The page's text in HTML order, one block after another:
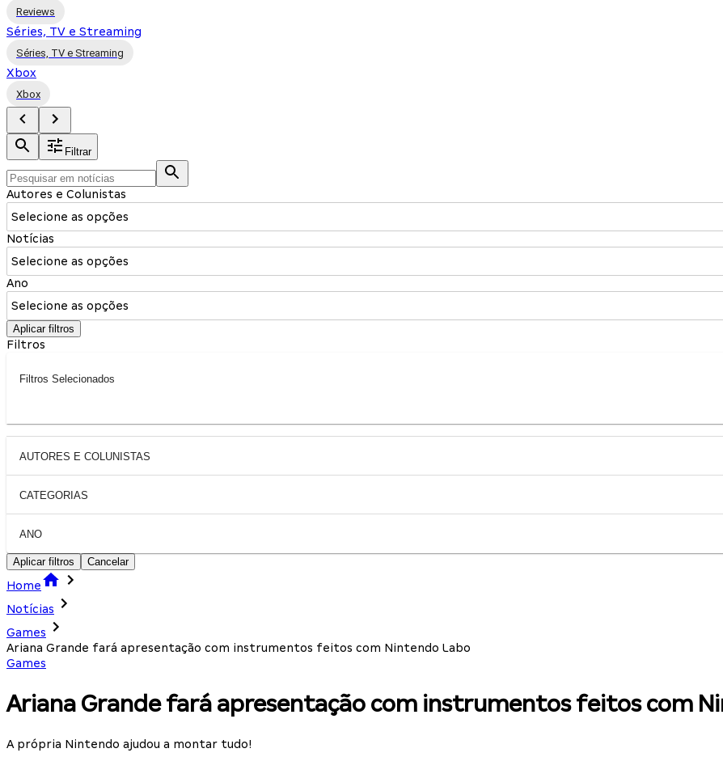
Reviews
Séries, TV e Streaming
Séries, TV e Streaming
Xbox
Xbox
Filtrar
Autores e Colunistas
Selecione as opções
Notícias
Selecione as opções
Ano
Selecione as opções
Aplicar filtros
Filtros
Filtros Selecionados
AUTORES E COLUNISTAS
CATEGORIAS
ANO
Aplicar filtros Cancelar
Home
Notícias
Games
Ariana Grande fará apresentação com instrumentos feitos com Nintendo Labo
Games
Ariana Grande fará apresentação com instrumentos feitos com
A própria Nintendo ajudou a montar tudo!